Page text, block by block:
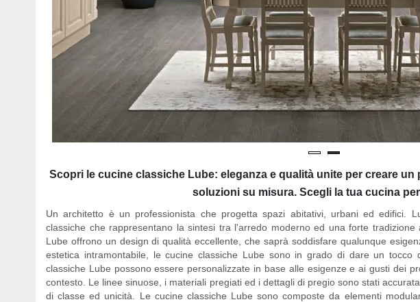
Scopri le cucine classiche Lube: eleganza e qualità unite per creare
soluzioni su misura. Scegli la tua cucina
Un architetto è un professionista che progetta spazi abitativi, urbani ed edifici.
classiche che rappresentano la sintesi tra l'arredo moderno ed una forte tradizione
Lube offrono un design di qualità eccellente, che saprà soddisfare qualunque
estetica intramontabile, le cucine classiche Lube sono in grado di dare un tocco
classiche Lube possono essere personalizzate in base alle esigenze e ai gusti dei
contesto. Le linee sinuose, i materiali pregiati ed i dettagli di pregio sono stati
di classe ed unicità. Le cucine classiche Lube sono composte da elementi